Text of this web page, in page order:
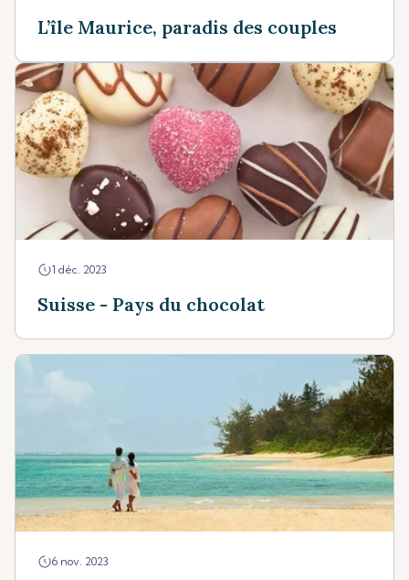
L’île Maurice, paradis des couples
1 déc. 2023
Suisse - Pays du chocolat
6 nov. 2023